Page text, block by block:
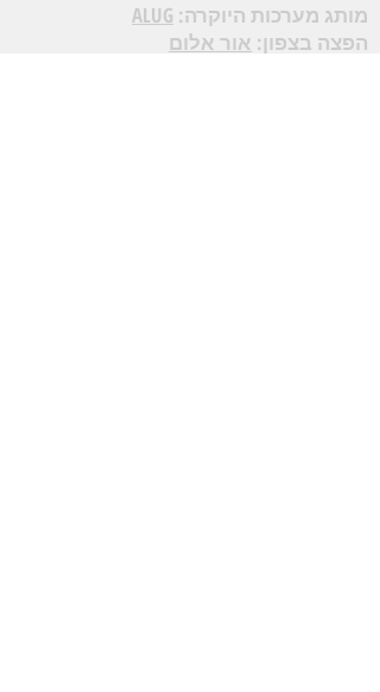
מותג מערכות היוקרה: ALUG
הפצה בצפון: אור אלום